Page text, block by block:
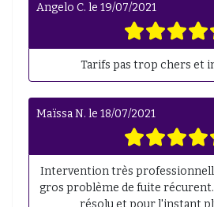
Angelo C. le 19/07/2021
Tarifs pas trop chers et
Maïssa N. le 18/07/2021
Intervention très
gros problème de fuite